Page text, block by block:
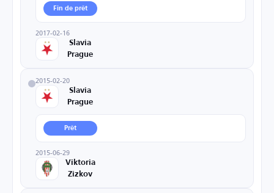
Fin de prêt
2017-02-16
Slavia
Prague
2015-02-20
Slavia
Prague
Prêt
2015-06-29
Viktoria
Zizkov